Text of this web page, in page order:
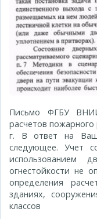
Письмо ФГБУ
расчетов пожарного
г. В ответ на
следующее. Учет
использованием
огнестойкости не
определения
зданиях,
классов